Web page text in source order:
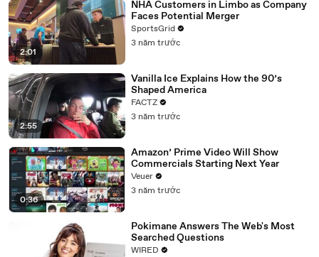
2:01
NHA Customers in Limbo as Company
Faces Potential Merger
SportsGrid
3 năm trước
2:55
Vanilla Ice Explains How the 90’s
Shaped America
FACTZ
3 năm trước
0:36
Amazon’ Prime Video Will Show
Commercials Starting Next Year
Veuer
3 năm trước
Pokimane Answers The Web's Most
Searched Questions
WIRED